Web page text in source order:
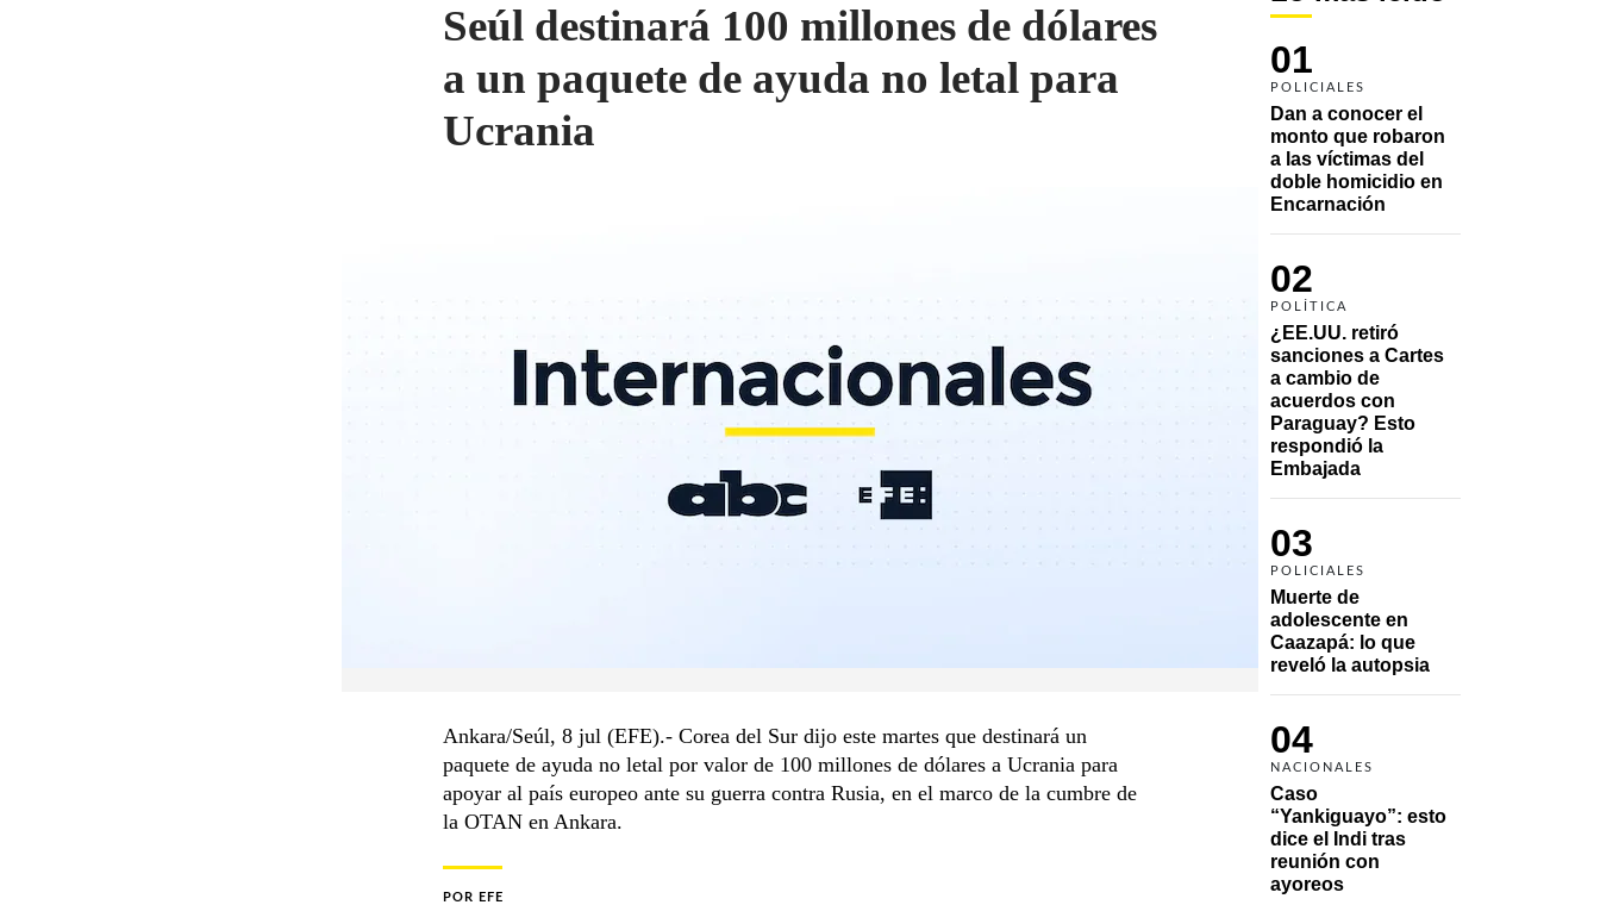
01
POLICIALES
Dan a conocer el
monto que robaron
a las víctimas del
doble homicidio en
Encarnación
02
POLÍTICA
¿EE.UU. retiró
sanciones a Cartes
a cambio de
acuerdos con
Paraguay? Esto
respondió la
Embajada
03
POLICIALES
Muerte de
adolescente en
Caazapá: lo que
reveló la autopsia
04
NACIONALES
Caso
“Yankiguayo”: esto
dice el Indi tras
reunión con
ayoreos
Seúl destinará 100 millones de dólares
a un paquete de ayuda no letal para
Ucrania
Ankara/Seúl, 8 jul (EFE).- Corea del Sur dijo este martes que destinará un
paquete de ayuda no letal por valor de 100 millones de dólares a Ucrania para
apoyar al país europeo ante su guerra contra Rusia, en el marco de la cumbre de
la OTAN en Ankara.
POR EFE